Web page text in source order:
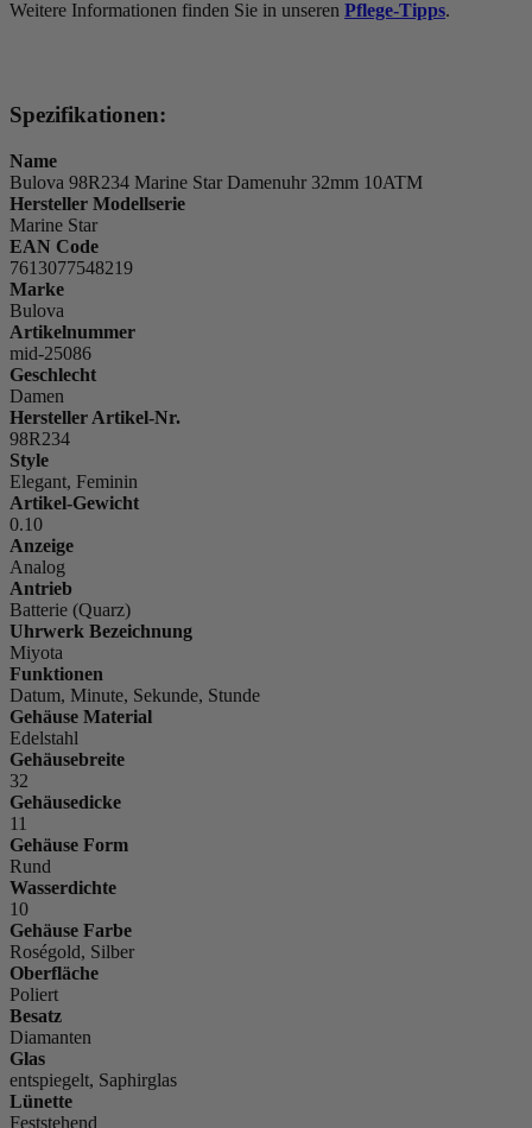
Weitere Informationen finden Sie in unseren Pflege-Tipps.
Spezifikationen:
Name
Bulova 98R234 Marine Star Damenuhr 32mm 10ATM
Hersteller Modellserie
Marine Star
EAN Code
7613077548219
Marke
Bulova
Artikelnummer
mid-25086
Geschlecht
Damen
Hersteller Artikel-Nr.
98R234
Style
Elegant, Feminin
Artikel-Gewicht
0.10
Anzeige
Analog
Antrieb
Batterie (Quarz)
Uhrwerk Bezeichnung
Miyota
Funktionen
Datum, Minute, Sekunde, Stunde
Gehäuse Material
Edelstahl
Gehäusebreite
32
Gehäusedicke
11
Gehäuse Form
Rund
Wasserdichte
10
Gehäuse Farbe
Roségold, Silber
Oberfläche
Poliert
Besatz
Diamanten
Glas
entspiegelt, Saphirglas
Lünette
Feststehend